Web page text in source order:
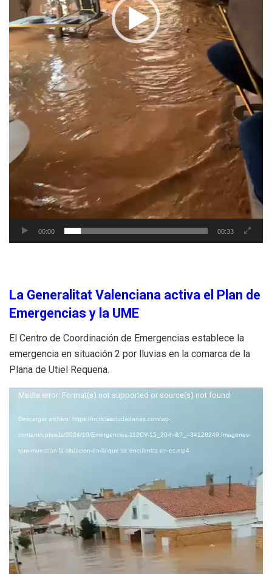
00:00 00:33
La Generalitat Valenciana activa el Plan de
Emergencias y la UME
El Centro de Coordinación de Emergencias establece la
emergencia en situación 2 por lluvias en la comarca de la
Plana de Utiel Requena.
Reproductor
Media error: Format(s) not supported or source(s) not found
Descargar archivo: https://noticiasciudadanas.com/wp-
content/uploads/2024/10/Emergencies-112CV-15_20-h-&?_=3#128249;Imagenes-
que-muestran-la-situacion-en-la-que-se-encuentra-en-es.mp4